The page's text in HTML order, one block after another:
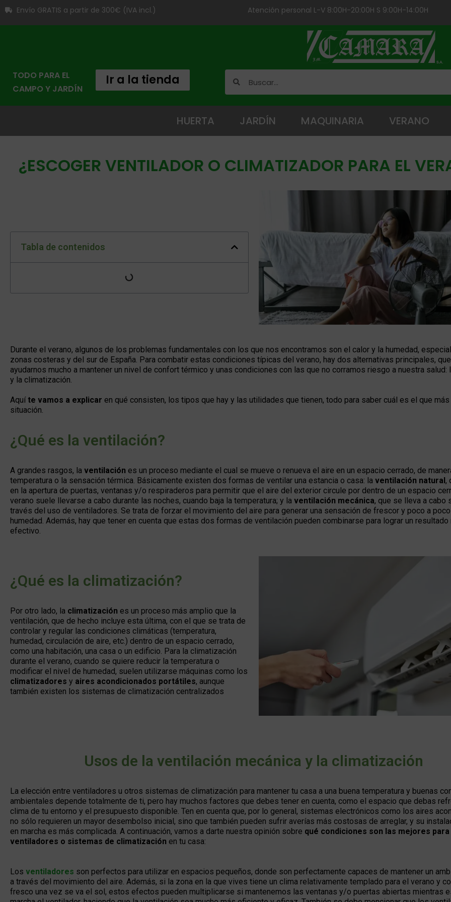
Envío GRATIS a partir de 300€ (IVA incl.) Atención personal L-V 8:00H-20:00H S 9:00H-14:00H
TODO PARA EL
CAMPO Y JARDÍN
Ir a la tienda
HUERTA JARDÍN MAQUINARIA VERANO
¿ESCOGER VENTILADOR O CLIMATIZADOR PARA EL
Tabla de contenidos
Durante el verano, algunos de los problemas fundamentales con los que nos encontramos son el calor y la humedad,
zonas costeras y del sur de España. Para combatir estas condiciones típicas del verano, hay dos alternativas principales,
ayudarnos mucho a mantener un nivel de confort térmico y unas condiciones con las que no corramos riesgo a nuestra salud:
y la climatización.
Aquí te vamos a explicar en qué consisten, los tipos que hay y las utilidades que tienen, todo para saber cuál es el que más
situación.
¿Qué es la ventilación?
A grandes rasgos, la ventilación es un proceso mediante el cual se mueve o renueva el aire en un espacio cerrado, de
temperatura o la sensación térmica. Básicamente existen dos formas de ventilar una estancia o casa: la ventilación natural ,
en la apertura de puertas, ventanas y/o respiraderos para permitir que el aire del exterior circule por dentro de un espacio
verano suele llevarse a cabo durante las noches, cuando baja la temperatura; y la ventilación mecánica, que se lleva a cabo
través del uso de ventiladores. Se trata de forzar el movimiento del aire para generar una sensación de frescor y poco a
humedad. Además, hay que tener en cuenta que estas dos formas de ventilación pueden combinarse para lograr un resultado
efectivo.
¿Qué es la climatización?
Por otro lado, la climatización es un proceso más amplio que la
ventilación, que de hecho incluye esta última, con el que se trata de
controlar y regular las condiciones climáticas (temperatura,
humedad, circulación de aire, etc.) dentro de un espacio cerrado,
como una habitación, una casa o un edificio. Para la climatización
durante el verano, cuando se quiere reducir la temperatura o
modificar el nivel de humedad, suelen utilizarse máquinas como los
climatizadores y aires acondicionados portátiles, aunque
también existen los sistemas de climatización centralizados
Usos de la ventilación mecánica y la climatización
La elección entre ventiladores u otros sistemas de climatización para mantener tu casa a una buena temperatura y buenas
ambientales depende totalmente de ti, pero hay muchos factores que debes tener en cuenta, como el espacio que debas
clima de tu entorno y el presupuesto disponible. Ten en cuenta que, por lo general, sistemas electrónicos como los aires
no sólo requieren un mayor desembolso inicial, sino que también pueden sufrir averías más costosas de arreglar, y su
en marcha es más complicada. A continuación, vamos a darte nuestra opinión sobre qué condiciones son las mejores
ventiladores o sistemas de climatización en tu casa:
Los ventiladores son perfectos para utilizar en espacios pequeños, donde son perfectamente capaces de mantener un
a través del movimiento del aire. Además, si la zona en la que vives tiene un clima relativamente templado para el verano y
fresco una vez se va el sol, estos efectos pueden multiplicarse si mantenemos las ventanas y/o puertas abiertas mientras